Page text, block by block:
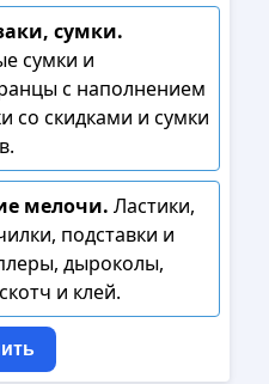
сумки.
сумки и
с наполнением
со скидками и сумки
мелочи. Ластики,
подставки и
дыроколы,
и клей.